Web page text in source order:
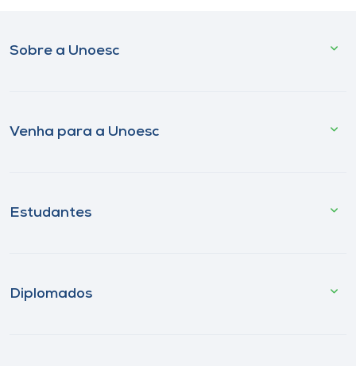
Sobre a Unoesc
Venha para a Unoesc
Estudantes
Diplomados